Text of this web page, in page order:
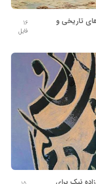
با صحنه‌های تاریخی و
16
فایل